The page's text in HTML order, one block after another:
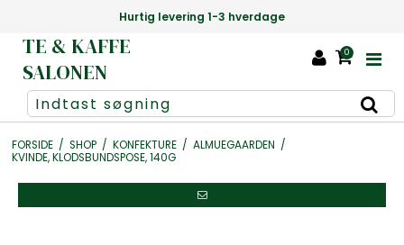
Danmarks største udvalg af te +1000 slags
TE & KAFFE
SALONEN
0
FORSIDE / SHOP / KONFEKTURE / ALMUEGAARDEN /
KVINDE, KLODSBUNDSPOSE, 140G